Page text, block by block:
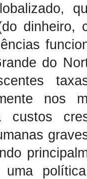
dinheiro,
do
custos